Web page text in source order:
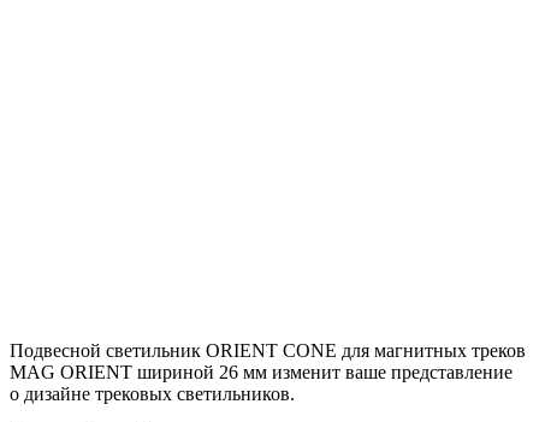
Подвесной светильник ORIENT CONE для магнитных треков
MAG ORIENT шириной 26 мм изменит ваше представление
о дизайне трековых светильников.